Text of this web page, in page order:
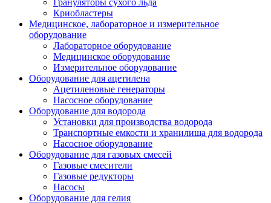
Грануляторы сухого льда
Криобластеры
Медицинское, лабораторное и измерительное
оборудование
Лабораторное оборудование
Медицинское оборудование
Измерительное оборудование
Оборудование для ацетилена
Ацетиленовые генераторы
Насосное оборудование
Оборудование для водорода
Установки для производства водорода
Транспортные емкости и хранилища для водорода
Насосное оборудование
Оборудование для газовых смесей
Газовые смесители
Газовые редукторы
Насосы
Оборудование для гелия